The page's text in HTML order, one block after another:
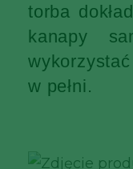
torba
kanapy
w pełni.